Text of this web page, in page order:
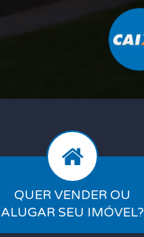
QUER VENDER OU
ALUGAR SEU IMÓVEL?